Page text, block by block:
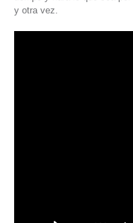
y otra vez.